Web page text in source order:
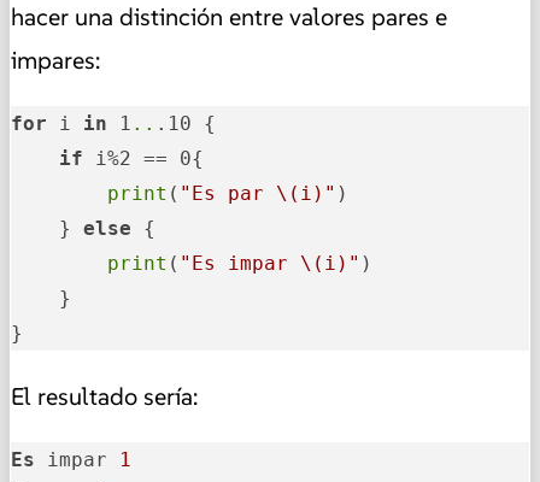
hacer una distinción entre valores pares e
impares:
for i in 1 .. .10 {
if i%2 == 0{
print ( "Es par \(i)" )
    }
else {
print ( "Es impar \(i)" )
    }
}
El resultado sería:
Es impar
1